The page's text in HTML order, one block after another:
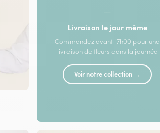
—
Livraison le jour même
Commandez avant 17h00 pour une
livraison de fleurs dans la journée
Voir notre collection →